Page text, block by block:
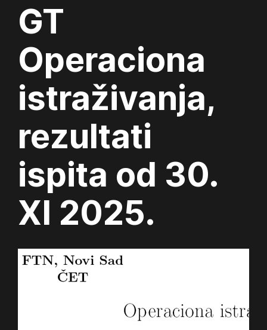
GT
Operaciona
istraživanja,
rezultati
ispita od 30.
XI 2025.